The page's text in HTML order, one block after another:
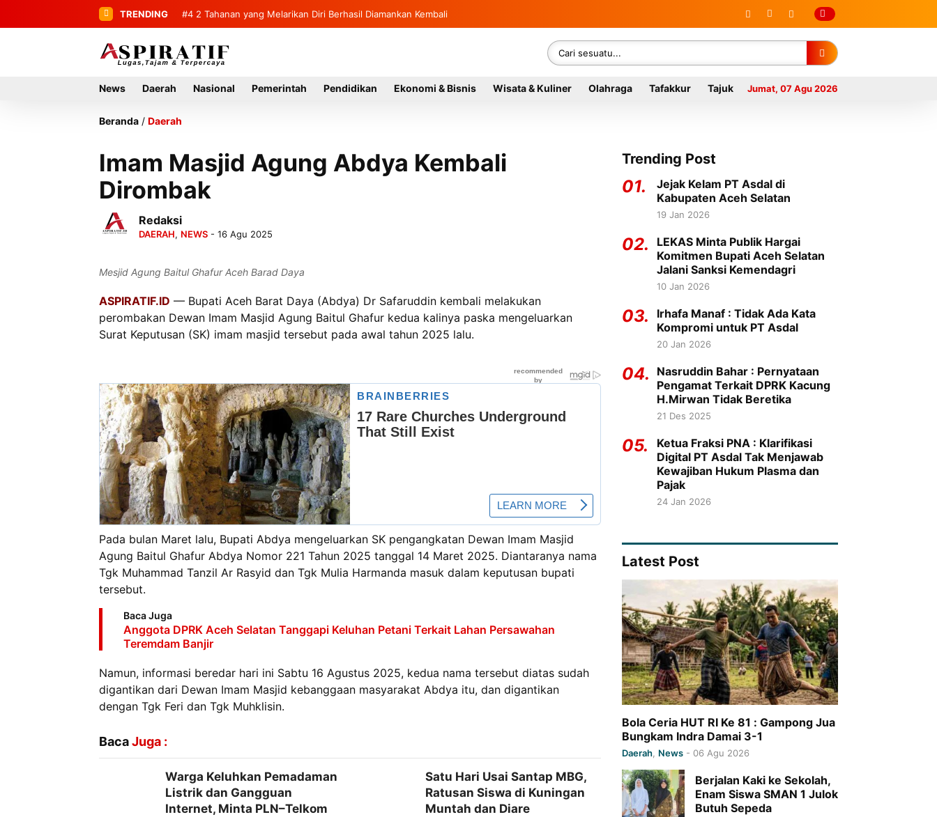
TRENDING #4 2 Tahanan yang Melarikan Diri Berhasil Diamankan Kembali
#5 Bandar Dua Sambut 236 Mahasiswa KKN USK Reguler dan Literasi 2026
News Daerah Nasional Pemerintah Pendidikan Ekonomi & Bisnis Wisata & Kuliner Olahraga Tafakkur Tajuk Jumat, 07 Agu 2026
Beranda / Daerah
Imam Masjid Agung Abdya Kembali
Dirombak
Redaksi
DAERAH, NEWS - 16 Agu 2025
Mesjid Agung Baitul Ghafur Aceh Barad Daya
ASPIRATIF.ID — Bupati Aceh Barat Daya (Abdya) Dr Safaruddin kembali melakukan
perombakan Dewan Imam Masjid Agung Baitul Ghafur kedua kalinya paska mengeluarkan
Surat Keputusan (SK) imam masjid tersebut pada awal tahun 2025 lalu.
Pada bulan Maret lalu, Bupati Abdya mengeluarkan SK pengangkatan Dewan Imam Masjid
Agung Baitul Ghafur Abdya Nomor 221 Tahun 2025 tanggal 14 Maret 2025. Diantaranya nama
Tgk Muhammad Tanzil Ar Rasyid dan Tgk Mulia Harmanda masuk dalam keputusan bupati
tersebut.
Baca Juga
Anggota DPRK Aceh Selatan Tanggapi Keluhan Petani Terkait Lahan Persawahan
Teremdam Banjir
Namun, informasi beredar hari ini Sabtu 16 Agustus 2025, kedua nama tersebut diatas sudah
digantikan dari Dewan Imam Masjid kebanggaan masyarakat Abdya itu, dan digantikan
dengan Tgk Feri dan Tgk Muhklisin.
BacaJuga :
Warga Keluhkan Pemadaman
Listrik dan Gangguan
Internet, Minta PLN–Telkom
Satu Hari Usai Santap MBG,
Ratusan Siswa di Kuningan
Muntah dan Diare
Trending Post
01.
Jejak Kelam PT Asdal di
Kabupaten Aceh Selatan
19 Jan 2026
02.
LEKAS Minta Publik Hargai
Komitmen Bupati Aceh Selatan
Jalani Sanksi Kemendagri
10 Jan 2026
03.
Irhafa Manaf : Tidak Ada Kata
Kompromi untuk PT Asdal
20 Jan 2026
04.
Nasruddin Bahar : Pernyataan
Pengamat Terkait DPRK Kacung
H.Mirwan Tidak Beretika
21 Des 2025
05.
Ketua Fraksi PNA : Klarifikasi
Digital PT Asdal Tak Menjawab
Kewajiban Hukum Plasma dan
Pajak
24 Jan 2026
Latest Post
Bola Ceria HUT RI Ke 81 : Gampong Jua
Bungkam Indra Damai 3-1
Daerah News - 06 Agu 2026
Berjalan Kaki ke Sekolah,
Enam Siswa SMAN 1 Julok
Butuh Sepeda